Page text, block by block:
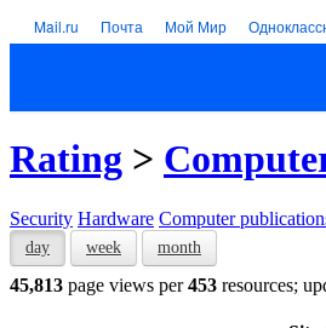
Mail.ru Почта Мой Мир
Rating >
Security Hardware Computer
day week month
45,813 page views per453 resources;